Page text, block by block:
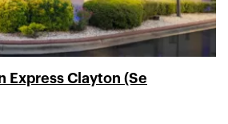
Express Clayton (Se